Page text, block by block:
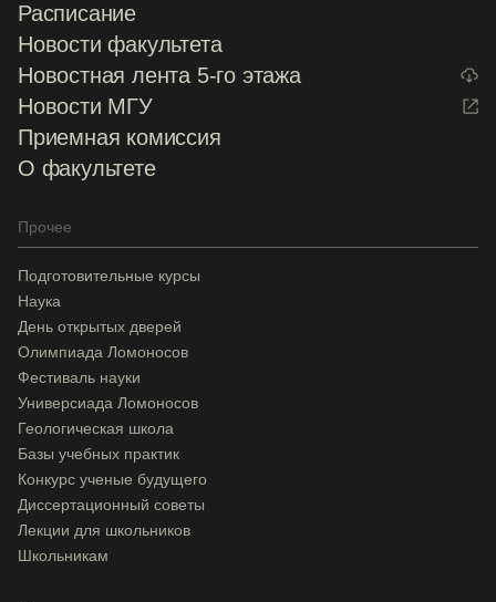
Расписание
Новости факультета
Новостная лента 5-го этажа
Новости МГУ
Приемная комиссия
О факультете
Прочее
Подготовительные курсы
Наука
День открытых дверей
Олимпиада Ломоносов
Фестиваль науки
Универсиада Ломоносов
Геологическая школа
Базы учебных практик
Конкурс ученые будущего
Диссертационный советы
Лекции для школьников
Школьникам